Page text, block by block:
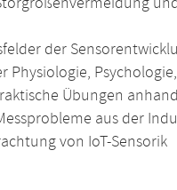
der
Physiologie,
Übungen
aus der
von IoT-Sensorik